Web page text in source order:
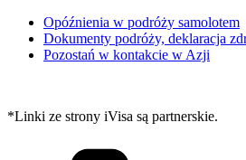
Opóźnienia w podróży samolotem
Dokumenty podróży, deklaracja
Pozostań w kontakcie w Azji
*Linki ze strony iVisa są partnerskie.